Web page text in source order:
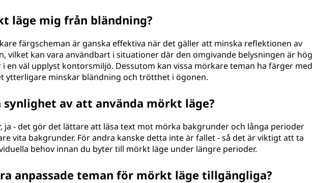
läge mig från bländning?
färgscheman är ganska effektiva när det gäller att minska reflektionen av
vilket kan vara användbart i situationer där den omgivande belysningen är hög
i en väl upplyst kontorsmiljö. Dessutom kan vissa mörkare teman ha färger med
ytterligare minskar bländning och trötthet i ögonen.
synlighet av att använda mörkt läge?
ja - det gör det lättare att läsa text mot mörka bakgrunder och långa perioder
vita bakgrunder. För andra kanske detta inte är fallet - så det är viktigt att ta
behov innan du byter till mörkt läge under längre perioder.
anpassade teman för mörkt läge tillgängliga?